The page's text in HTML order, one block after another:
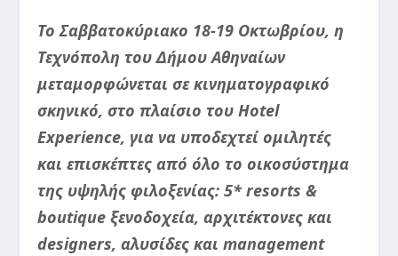
Το Σαββατοκύριακο 18-19 Οκτωβρίου, η
Τεχνόπολη του Δήμου Αθηναίων
μεταμορφώνεται σε κινηματογραφικό
σκηνικό, στο πλαίσιο του Hotel
Experience, για να υποδεχτεί ομιλητές
και επισκέπτες από όλο το οικοσύστημα
της υψηλής φιλοξενίας: 5* resorts &
boutique ξενοδοχεία, αρχιτέκτονες και
designers, αλυσίδες και management